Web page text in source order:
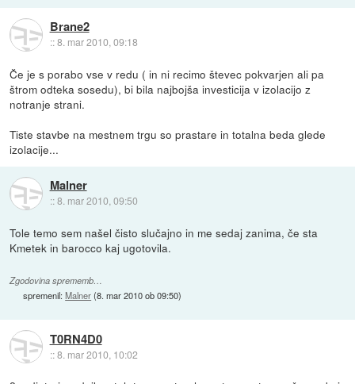
Brane2
::8. mar 2010, 09:18
Če je s porabo vse v redu ( in ni recimo števec pokvarjen ali pa
štrom odteka sosedu), bi bila najbojša investicija v izolacijo z
notranje strani.
Tiste stavbe na mestnem trgu so prastare in totalna beda glede
izolacije...
Malner
::8. mar 2010, 09:50
Tole temo sem našel čisto slučajno in me sedaj zanima, če sta
Kmetek in barocco kaj ugotovila.
Zgodovina sprememb…
spremenil:Malner(8. mar 2010 ob 09:50)
T0RN4D0
::8. mar 2010, 10:02